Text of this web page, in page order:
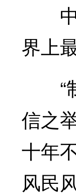
中
界上
“制
信之
十年
风民